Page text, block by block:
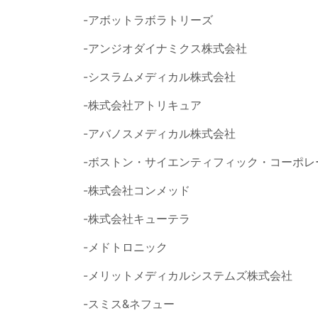
-アボットラボラトリーズ
-アンジオダイナミクス株式会社
-シスラムメディカル株式会社
-株式会社アトリキュア
-アバノスメディカル株式会社
-ボストン・サイエンティフィック・コーポレ
-株式会社コンメッド
-株式会社キューテラ
-メドトロニック
-メリットメディカルシステムズ株式会社
-スミス&ネフュー